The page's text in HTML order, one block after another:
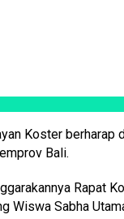
Koster
Bali.
Rapat
Wiswa Sabha